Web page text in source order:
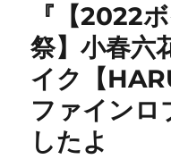
『【2022
祭】小春六
イク【
ファインロ
したよ